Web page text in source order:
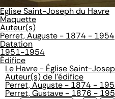
Eglise Saint-Joseph du Havre
Maquette
Auteur(s)
Perret, Auguste - 1874 - 1954
Datation
1951-1954
Édifice
Le Havre - Église Saint-
Auteur(s) de l'édifice
Perret, Auguste - 1874 -
Perret, Gustave - 1876 -